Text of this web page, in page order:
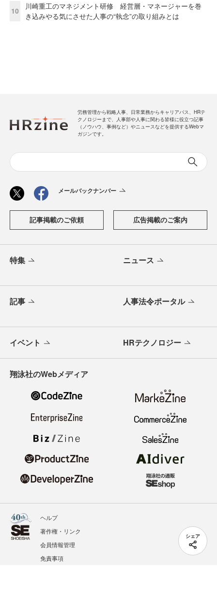
シェア
10
川崎重工のマネジメント研修 経営層・マネージャーを巻
き込みやる気にさせた人事の“執念”の取り組みとは
労務管理から戦略人事、日常業務からキャリアパス、HRテ
クノロジーまで、人事部や人事に関わる皆様に役立つ記事
（ノウハウ、事例など）やニュースなどを提供するWebマ
ガジンです。
メールバックナンバー
記事掲載のご依頼 広告掲載のご案内
特集 ニュース
記事 人事法令ポータル
イベント HRテクノロジー
翔泳社のWebメディア
ヘルプ
著作権・リンク
会員情報管理
免責事項